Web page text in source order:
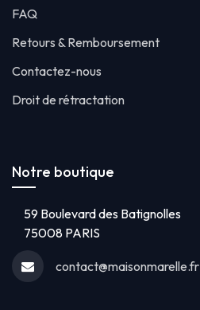
FAQ
Retours & Remboursement
Contactez-nous
Droit de rétractation
Notre boutique
59 Boulevard des Batignolles
75008 PARIS
contact@maisonmarelle.fr